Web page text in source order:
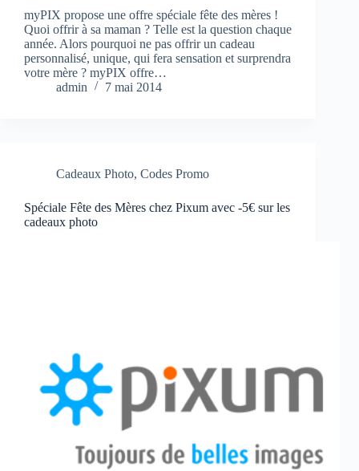
myPIX propose une offre spéciale fête des mères !
Quoi offrir à sa maman ? Telle est la question chaque
année. Alors pourquoi ne pas offrir un cadeau
personnalisé, unique, qui fera sensation et surprendra
votre mère ? myPIX offre…
admin
7 mai 2014
Cadeaux Photo, Codes Promo
Spéciale Fête des Mères chez Pixum avec -5€ sur les
cadeaux photo